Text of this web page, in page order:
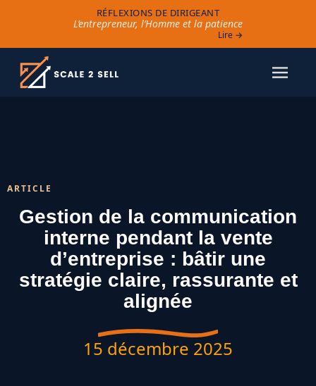
RÉFLEXIONS DE DIRIGEANT
L’entrepreneur, l’Homme et la patience
Lire →
ARTICLE
Gestion de la communication
interne pendant la vente
d’entreprise : bâtir une
stratégie claire, rassurante et
alignée
15 décembre 2025